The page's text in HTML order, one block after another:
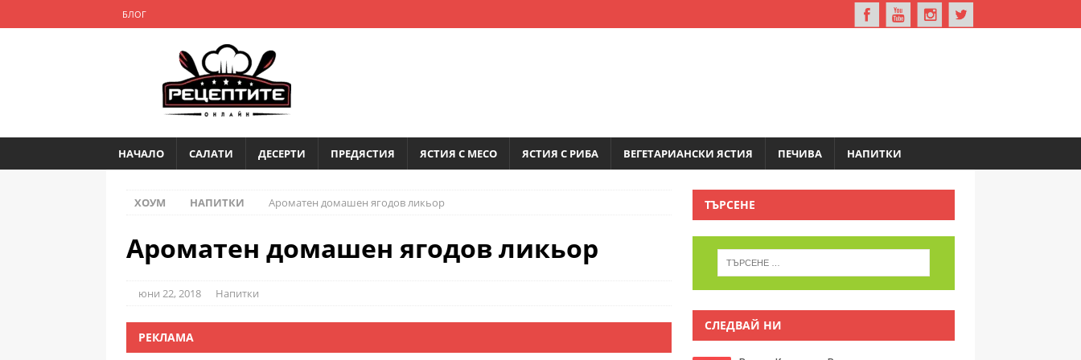
БЛОГ
НАЧАЛО САЛАТИ ДЕСЕРТИ ПРЕДЯСТИЯ ЯСТИЯ С МЕСО ЯСТИЯ С РИБА ВЕГЕТАРИАНСКИ ЯСТИЯ ПЕЧИВА НАПИТКИ
ХОУМ НАПИТКИ Ароматен домашен ягодов ликьор
Ароматен домашен ягодов ликьор
юни 22, 2018 Напитки
РЕКЛАМА
ТЪРСЕНЕ
СЛЕДВАЙ НИ